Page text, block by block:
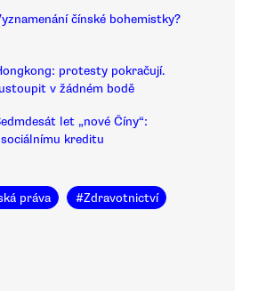
čínské bohemistky?
protesty pokračují.
v žádném bodě
let „nové Číny“:
kreditu
práva #Zdravotnictví